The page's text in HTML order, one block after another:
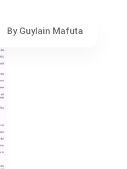
By Guylain Mafuta